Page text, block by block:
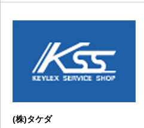
(株)タケダ